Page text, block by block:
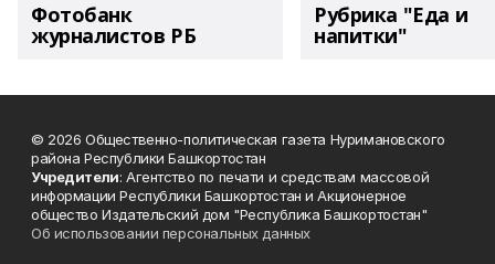
Фотобанк
журналистов РБ
Рубрика "Еда и
напитки"
© 2026 Общественно-политическая газета Нуримановского
района Республики Башкортостан
Учредители: Агентство по печати и средствам массовой
информации Республики Башкортостан и Акционерное
общество Издательский дом "Республика Башкортостан"
Об использовании персональных данных